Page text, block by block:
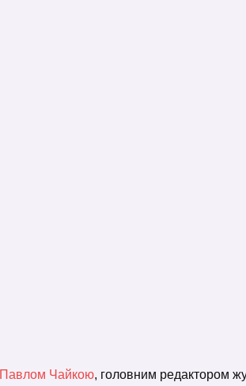
Павлом Чайкою, головним редактором